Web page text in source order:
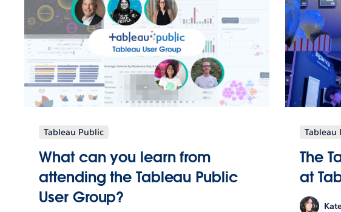
Tableau Public
What can you learn from
attending the Tableau Public
User Group?
Tableau
The
at